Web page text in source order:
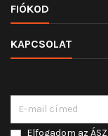
FIÓKOD
KAPCSOLAT
Elfogadom az